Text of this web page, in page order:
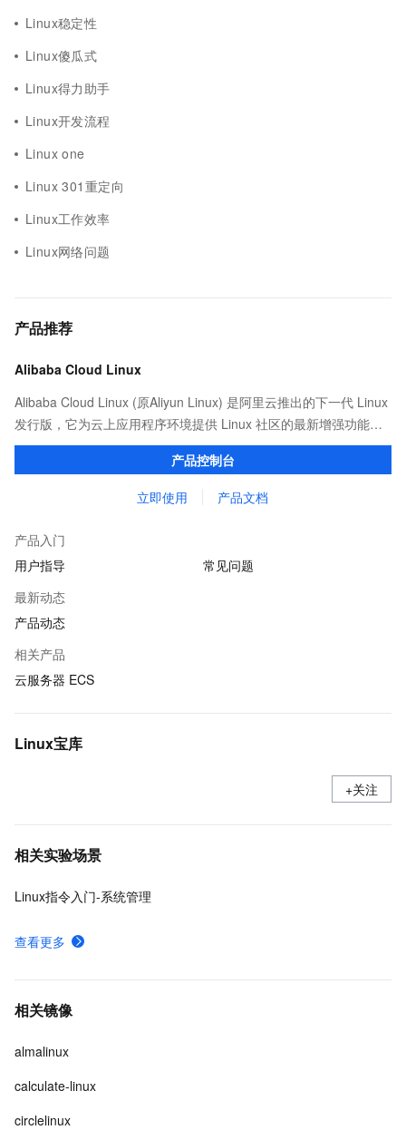
Linux稳定性
Linux傻瓜式
Linux得力助手
Linux开发流程
Linux one
Linux 301重定向
Linux工作效率
Linux网络问题
产品推荐
Alibaba Cloud Linux
Alibaba Cloud Linux (原Aliyun Linux) 是阿里云推出的下一代 Linux
发行版，它为云上应用程序环境提供 Linux 社区的最新增强功能，
在提供云上最佳用户体验的同时，也针对阿里云基础设施做了深度
产品控制台
立即使用 产品文档
产品入门
用户指导
常见问题
最新动态
产品动态
相关产品
云服务器 ECS
Linux宝库
+关注
相关实验场景
Linux指令入门-系统管理
查看更多
相关镜像
almalinux
calculate-linux
circlelinux